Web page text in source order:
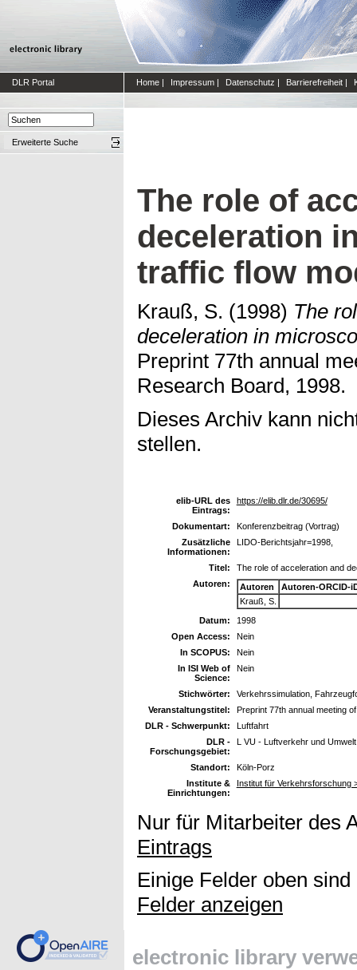
DLR Portal Home | Impressum | Datenschutz | Barrierefreiheit |
Erweiterte Suche
The role of
deceleration
traffic flow
Krauß, S. (1998) The
deceleration in
Preprint 77th annual
Research Board, 1998.
Dieses Archiv kann
stellen.
elib-URL des
Eintrags:
https://elib.dlr.de/30695/
Dokumentart:
Konferenzbeitrag (Vortrag)
Zusätzliche
Informationen:
LIDO-Berichtsjahr=1998,
Titel:
The role of acceleration and
Autoren:
Autoren
Autoren-ORCID-
Krauß, S.
Datum:
1998
Open Access:
Nein
In SCOPUS:
Nein
In ISI Web of
Science:
Nein
Stichwörter:
Verkehrssimulation,
Veranstaltungstitel:
Preprint 77th annual meeting
DLR - Schwerpunkt:
Luftfahrt
DLR -
Forschungsgebiet:
L VU - Luftverkehr und Umwelt
Standort:
Köln-Porz
Institute &
Einrichtungen:
Institut für Verkehrsforschung
Nur für Mitarbeiter des
Eintrags
Einige Felder oben
Felder anzeigen
electronic library